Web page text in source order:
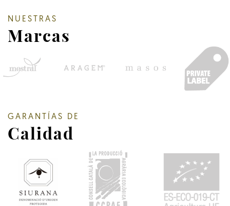
NUESTRAS
Marcas
GARANTÍAS DE
Calidad